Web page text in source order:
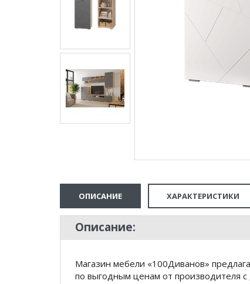
ОПИСАНИЕ ХАРАКТЕРИСТИКИ
Описание:
Магазин мебели «100Диванов»
по выгодным ценам от производителя с